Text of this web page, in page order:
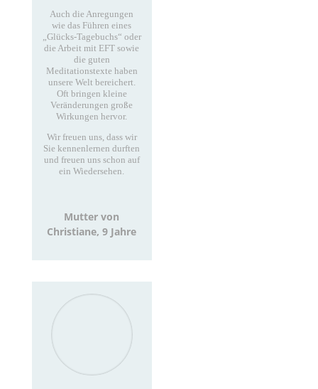
Auch die Anregungen
wie das Führen eines
„Glücks-Tagebuchs“ oder
die Arbeit mit EFT sowie
die guten
Meditationstexte haben
unsere Welt bereichert.
Oft bringen kleine
Veränderungen große
Wirkungen hervor.
Wir freuen uns, dass wir
Sie kennenlernen durften
und freuen uns schon auf
ein Wiedersehen.
Mutter von
Christiane, 9 Jahre